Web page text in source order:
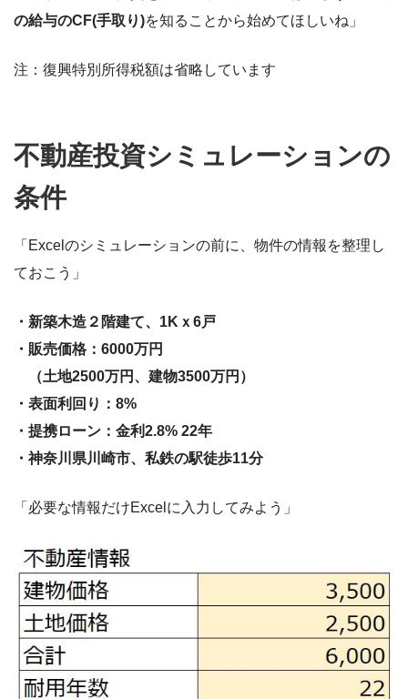
の給与のCF(手取り)を知ることから始めてほしいね」
注：復興特別所得税額は省略しています
不動産投資シミュレーションの
条件
「Excelのシミュレーションの前に、物件の情報を整理し
ておこう」
・新築木造２階建て、1Kｘ6戸
・販売価格：6000万円
（土地2500万円、建物3500万円）
・表面利回り：8%
・提携ローン：金利2.8% 22年
・神奈川県川崎市、私鉄の駅徒歩11分
「必要な情報だけExcelに入力してみよう」